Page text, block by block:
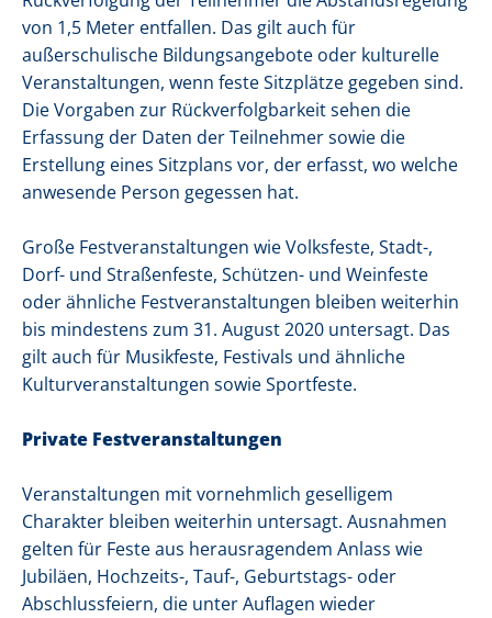
von 1,5 Meter entfallen. Das gilt auch für
außerschulische Bildungsangebote oder kulturelle
Veranstaltungen, wenn feste Sitzplätze gegeben sind.
Die Vorgaben zur Rückverfolgbarkeit sehen die
Erfassung der Daten der Teilnehmer sowie die
Erstellung eines Sitzplans vor, der erfasst, wo welche
anwesende Person gegessen hat.
Große Festveranstaltungen wie Volksfeste, Stadt-,
Dorf- und Straßenfeste, Schützen- und Weinfeste
oder ähnliche Festveranstaltungen bleiben weiterhin
bis mindestens zum 31. August 2020 untersagt. Das
gilt auch für Musikfeste, Festivals und ähnliche
Kulturveranstaltungen sowie Sportfeste.
Private Festveranstaltungen
Veranstaltungen mit vornehmlich geselligem
Charakter bleiben weiterhin untersagt. Ausnahmen
gelten für Feste aus herausragendem Anlass wie
Jubiläen, Hochzeits-, Tauf-, Geburtstags- oder
Abschlussfeiern, die unter Auflagen wieder